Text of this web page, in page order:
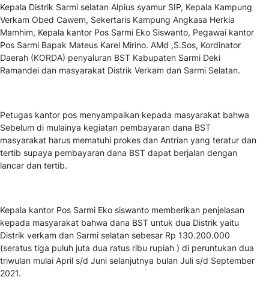
Kepala Distrik Sarmi selatan Alpius syamur SIP, Kepala Kampung
Verkam Obed Cawem, Sekertaris Kampung Angkasa Herkia
Mamhim, Kepala kantor Pos Sarmi Eko Siswanto, Pegawai kantor
Pos Sarmi Bapak Mateus Karel Mirino. AMd ,S.Sos, Kordinator
Daerah (KORDA) penyaluran BST Kabupaten Sarmi Deki
Ramandei dan masyarakat Distrik Verkam dan Sarmi Selatan.
Petugas kantor pos menyampaikan kepada masyarakat bahwa
Sebelum di mulainya kegiatan pembayaran dana BST
masyarakat harus mematuhi prokes dan Antrian yang teratur dan
tertib supaya pembayaran dana BST dapat berjalan dengan
lancar dan tertib.
Kepala kantor Pos Sarmi Eko siswanto memberikan penjelasan
kepada masyarakat bahwa dana BST untuk dua Distrik yaitu
Distrik verkam dan Sarmi selatan sebesar Rp 130.200.000
(seratus tiga puluh juta dua ratus ribu rupiah ) di peruntukan dua
triwulan mulai April s/d Juni selanjutnya bulan Juli s/d September
2021.